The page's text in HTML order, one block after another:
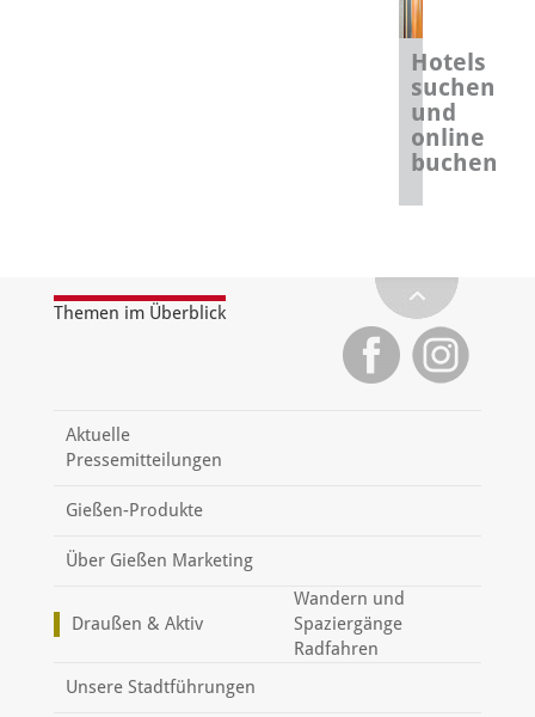
Hotels
suchen
und
online
buchen
Themen im Überblick
Aktuelle
Pressemitteilungen
Gießen-Produkte
Über Gießen Marketing
Draußen & Aktiv
Wandern und
Spaziergänge
Radfahren
Unsere Stadtführungen